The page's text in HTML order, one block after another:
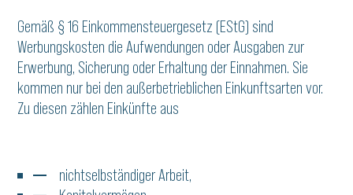
Gemäß § 16 Einkommensteuergesetz (EStG) sind
Werbungskosten die Aufwendungen oder Ausgaben zur
Erwerbung, Sicherung oder Erhaltung der Einnahmen. Sie
kommen nur bei den außerbetrieblichen Einkunftsarten vor.
Zu diesen zählen Einkünfte aus
nichtselbständiger Arbeit,